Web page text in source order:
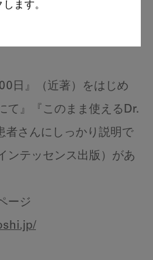
ます。
日』（近著）をはじめ
て』『このまま使えるDr.
者さんにしっかり説明で
ンテッセンス出版）があ
ージ